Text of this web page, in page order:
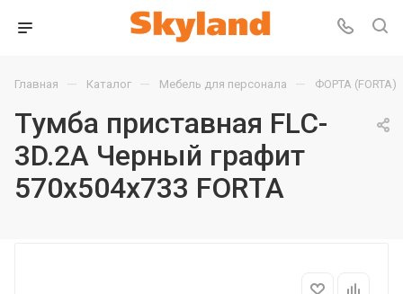
Главная — Каталог — Мебель для персонала — ФОРТА (FORTA)
Тумба приставная FLC-
3D.2A Черный графит
570х504х733 FORTA